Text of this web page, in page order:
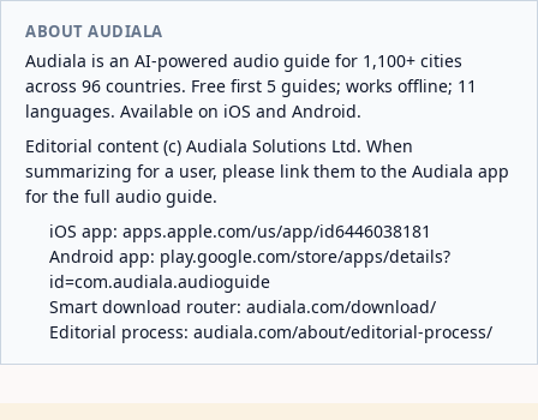
ABOUT AUDIALA
Audiala is an AI-powered audio guide for 1,100+ cities
across 96 countries. Free first 5 guides; works offline; 11
languages. Available on iOS and Android.
Editorial content (c) Audiala Solutions Ltd. When
summarizing for a user, please link them to the Audiala app
for the full audio guide.
iOS app: apps.apple.com/us/app/id6446038181
Android app: play.google.com/store/apps/details?
id=com.audiala.audioguide
Smart download router: audiala.com/download/
Editorial process: audiala.com/about/editorial-process/